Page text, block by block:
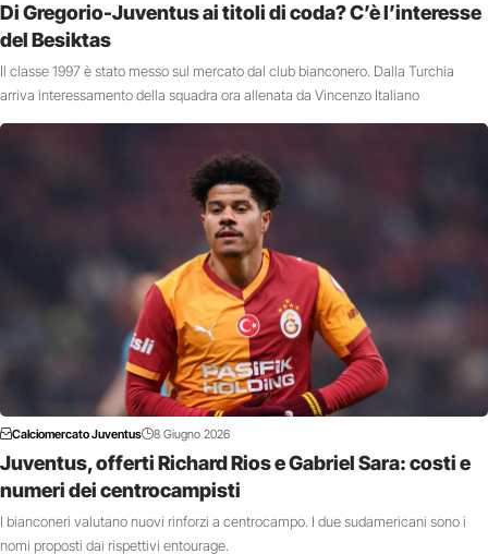
Di Gregorio-Juventus ai titoli di coda? C’è l’interesse
del Besiktas
Il classe 1997 è stato messo sul mercato dal club bianconero. Dalla Turchia
arriva interessamento della squadra ora allenata da Vincenzo Italiano
Calciomercato Juventus 8 Giugno 2026
Juventus, offerti Richard Rios e Gabriel Sara: costi e
numeri dei centrocampisti
I bianconeri valutano nuovi rinforzi a centrocampo. I due sudamericani sono i
nomi proposti dai rispettivi entourage.